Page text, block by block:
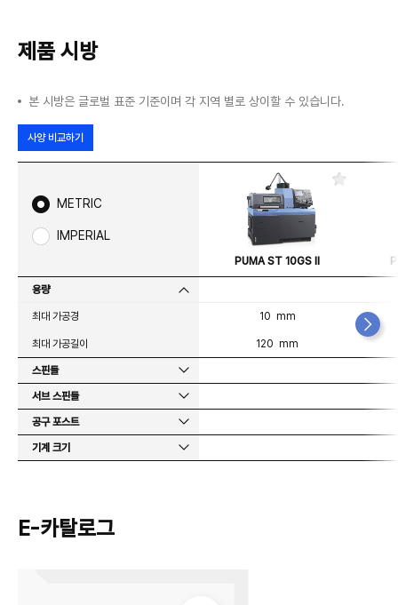
제품 시방
본 시방은 글로벌 표준 기준이며 각 지역 별로 상이할 수 있습니다.
사양 비교하기
METRIC
IMPERIAL
용량
최대 가공경
최대 가공길이
스핀들
서브 스핀들
공구 포스트
기계 크기
PUMA ST 10GS II
10 mm
120 mm
E-카탈로그